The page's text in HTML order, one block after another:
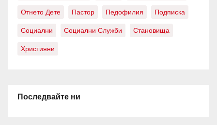
Отнето Дете Пастор Педофилия Подписка
Социални Социални Служби Становища
Християни
Последвайте ни